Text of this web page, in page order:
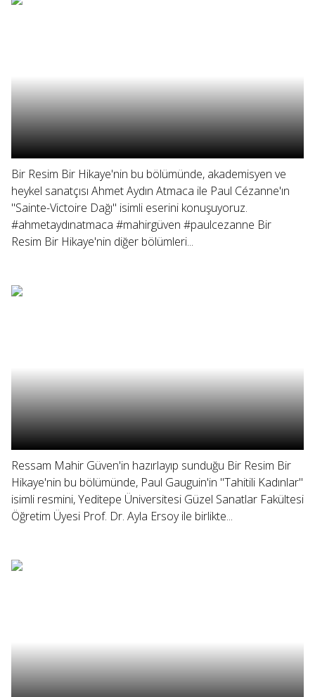
Bir Resim Bir Hikaye'nin bu bölümünde, akademisyen ve
heykel sanatçısı Ahmet Aydın Atmaca ile Paul Cézanne'ın
"Sainte-Victoire Dağı" isimli eserini konuşuyoruz.
#ahmetaydınatmaca #mahirgüven #paulcezanne Bir
Resim Bir Hikaye'nin diğer bölümleri...
Ressam Mahir Güven'in hazırlayıp sunduğu Bir Resim Bir
Hikaye'nin bu bölümünde, Paul Gauguin'in "Tahitili Kadınlar"
isimli resmini, Yeditepe Üniversitesi Güzel Sanatlar Fakültesi
Öğretim Üyesi Prof. Dr. Ayla Ersoy ile birlikte...